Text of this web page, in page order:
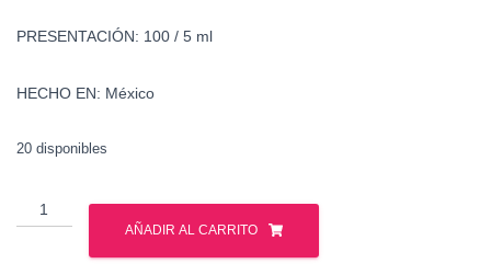
PRESENTACIÓN: 100 / 5 ml
HECHO EN: México
20 disponibles
Incinerador
AÑADIR AL CARRITO